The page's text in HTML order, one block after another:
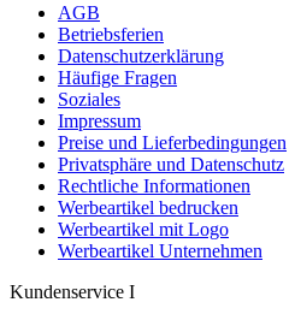
AGB
Betriebsferien
Datenschutzerklärung
Häufige Fragen
Soziales
Impressum
Preise und Lieferbedingungen
Privatsphäre und Datenschutz
Rechtliche Informationen
Werbeartikel bedrucken
Werbeartikel mit Logo
Werbeartikel Unternehmen
Kundenservice I